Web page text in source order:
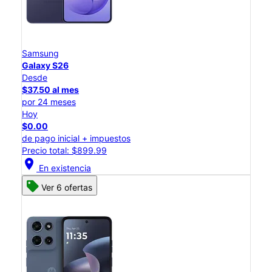
Samsung
Galaxy S26
Desde
$37.50 al mes
por 24 meses
Hoy
$0.00
de pago inicial + impuestos
Precio total: $899.99
location_on En existencia
Ver 6 ofertas